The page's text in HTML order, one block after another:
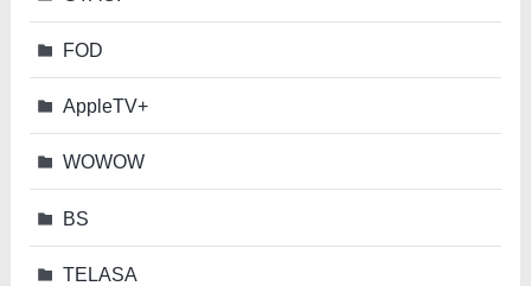
FOD
AppleTV+
WOWOW
BS
TELASA